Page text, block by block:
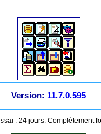
Version: 11.7.0.595
: 24 jours. Complètement